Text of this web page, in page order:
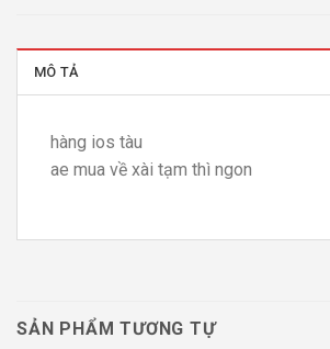
MÔ TẢ
hàng ios tàu
ae mua về xài tạm thì ngon
SẢN PHẨM TƯƠNG TỰ